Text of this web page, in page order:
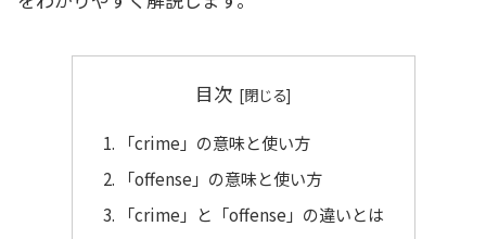
目次
「crime」の意味と使い方
「offense」の意味と使い方
「crime」と「offense」の違いとは